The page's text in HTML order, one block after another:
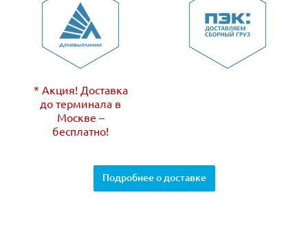
* Акция! Доставка
до терминала в
Москве –
бесплатно!
Подробнее о доставке